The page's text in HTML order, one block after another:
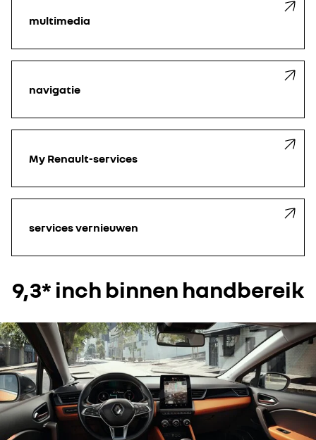
multimedia
navigatie
My Renault-services
services vernieuwen
9,3* inch binnen handbereik